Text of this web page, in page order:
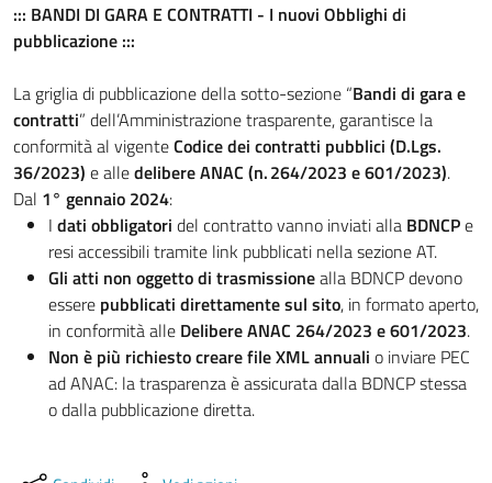
::: BANDI DI GARA E CONTRATTI - I nuovi Obblighi di
pubblicazione :::
La griglia di pubblicazione della sotto-sezione “Bandi di gara e
contratti” dell’Amministrazione trasparente, garantisce la
conformità al vigenteCodice dei contratti pubblici (D.Lgs.
36/2023) e alledelibere ANAC (n. 264/2023 e 601/2023).
Dal 1° gennaio 2024:
I dati obbligatori del contratto vanno inviati alla BDNCPe
resi accessibili tramite link pubblicati nella sezione AT.
Gli atti non oggetto di trasmissionealla BDNCP devono
essere pubblicati direttamente sul sito, in formato aperto,
in conformità alle Delibere ANAC 264/2023 e 601/2023.
Non è più richiesto creare file XML annuali o inviare PEC
ad ANAC: la trasparenza è assicurata dalla BDNCP stessa
o dalla pubblicazione diretta.